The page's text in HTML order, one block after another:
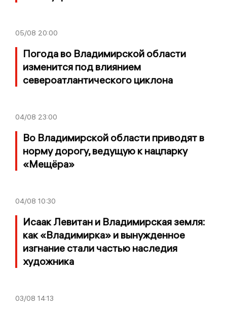
05/08 20:00
Погода во Владимирской области
изменится под влиянием
североатлантического циклона
04/08 23:00
Во Владимирской области приводят в
норму дорогу, ведущую к нацпарку
«Мещёра»
04/08 10:30
Исаак Левитан и Владимирская земля:
как «Владимирка» и вынужденное
изгнание стали частью наследия
художника
03/08 14:13